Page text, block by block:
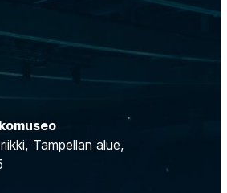
Tampellan alue,